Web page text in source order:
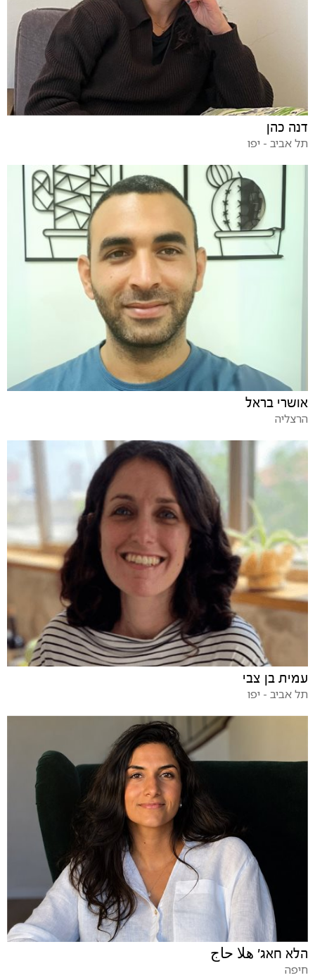
דנה כהן
תל אביב - יפו
אושרי בראל
הרצליה
עמית בן צבי
תל אביב - יפו
הלא חאג' هلا حاج
חיפה